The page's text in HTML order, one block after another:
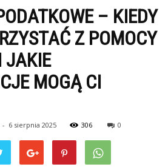
– KIEDY
Z POMOCY
JAKIE
MOGĄ CI
- 6 sierpnia 2025 306 0